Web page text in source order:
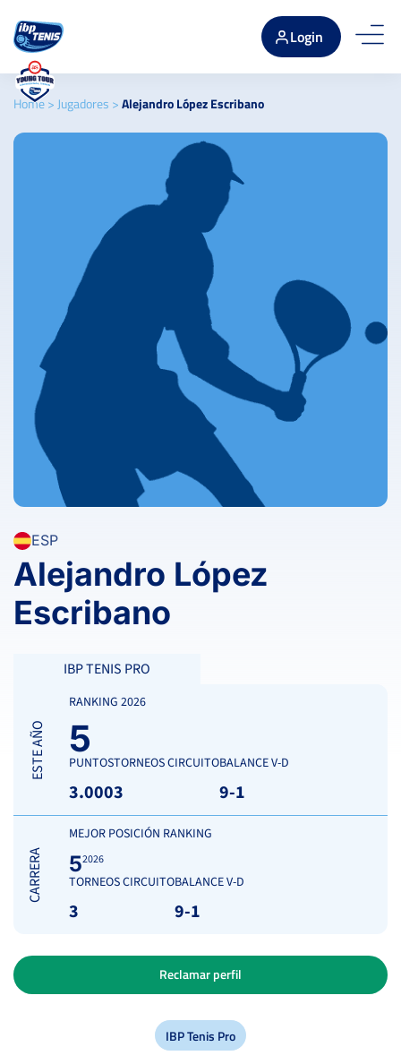
Login
Home> Jugadores >Alejandro López Escribano
ESP
Alejandro López
Escribano
IBP TENIS PRO
ESTE AÑO
RANKING 2026
5
PUNTOS
3.000
TORNEOS CIRCUITO
3
BALANCE V-D
9-1
CARRERA
MEJOR POSICIÓN RANKING
52026
TORNEOS CIRCUITO
3
BALANCE V-D
9-1
IBP Tenis Pro
Reclamar perfil